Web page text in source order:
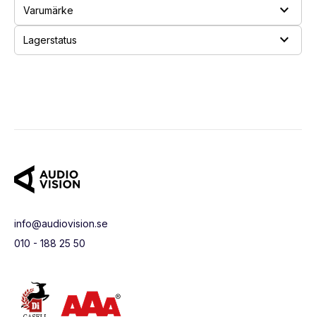
Varumärke expand_more
Lagerstatus expand_more
info@audiovision.se
010 - 188 25 50